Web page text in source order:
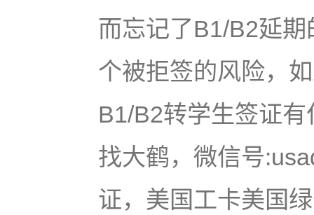
而忘记了B1/B2延
个被拒签的风险，
B1/B2转学生签证
找大鹤，微信号
证，美国工卡美国